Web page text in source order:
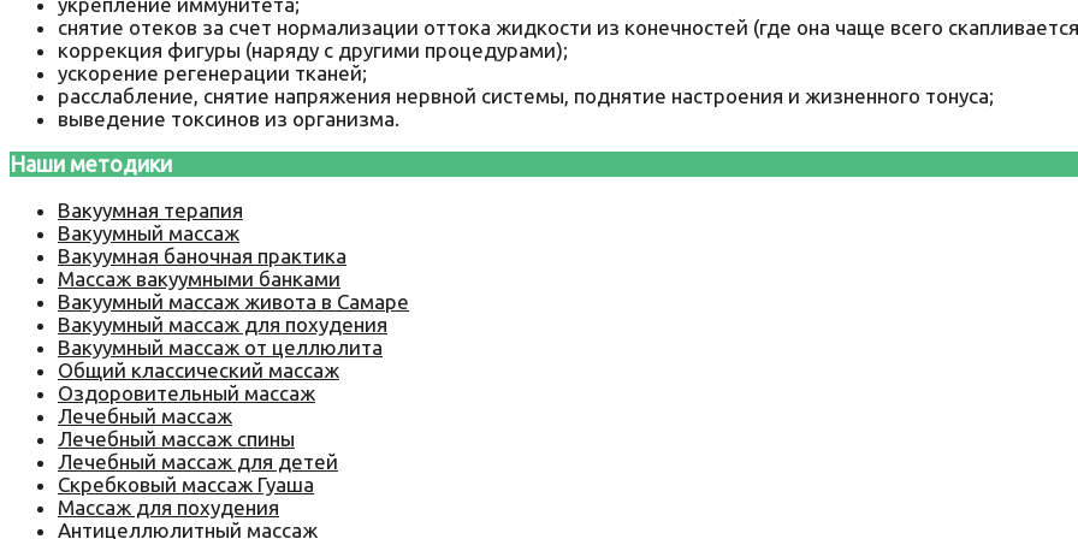
снятие отеков за счет нормализации оттока жидкости из конечностей (где она чаще всего
коррекция фигуры (наряду с другими процедурами);
ускорение регенерации тканей;
расслабление, снятие напряжения нервной системы, поднятие настроения и жизненного тонуса;
выведение токсинов из организма.
Наши методики
Вакуумная терапия
Вакуумный массаж
Вакуумная баночная практика
Массаж вакуумными банками
Вакуумный массаж живота в Самаре
Вакуумный массаж для похудения
Вакуумный массаж от целлюлита
Общий классический массаж
Оздоровительный массаж
Лечебный массаж
Лечебный массаж спины
Лечебный массаж для детей
Скребковый массаж Гуаша
Массаж для похудения
Антицеллюлитный массаж